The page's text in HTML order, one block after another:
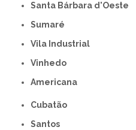
Santa Bárbara d'Oeste
Sumaré
Vila Industrial
Vinhedo
americana
Cubatão
Santos